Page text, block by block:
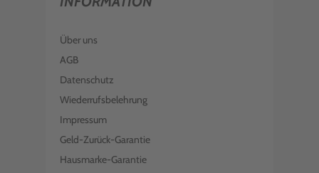
Über uns
AGB
Datenschutz
Wiederrufsbelehrung
Impressum
Geld-Zurück-Garantie
Hausmarke-Garantie